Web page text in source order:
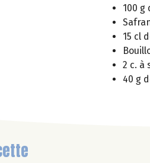
100 g
15 cl
2 c. à
40 g